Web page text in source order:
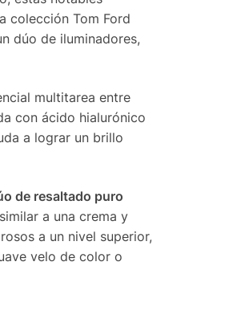
colección Tom Ford
dúo de iluminadores,
multitarea entre
con ácido hialurónico
a lograr un brillo
de resaltado puro
a una crema y
a un nivel superior,
velo de color o